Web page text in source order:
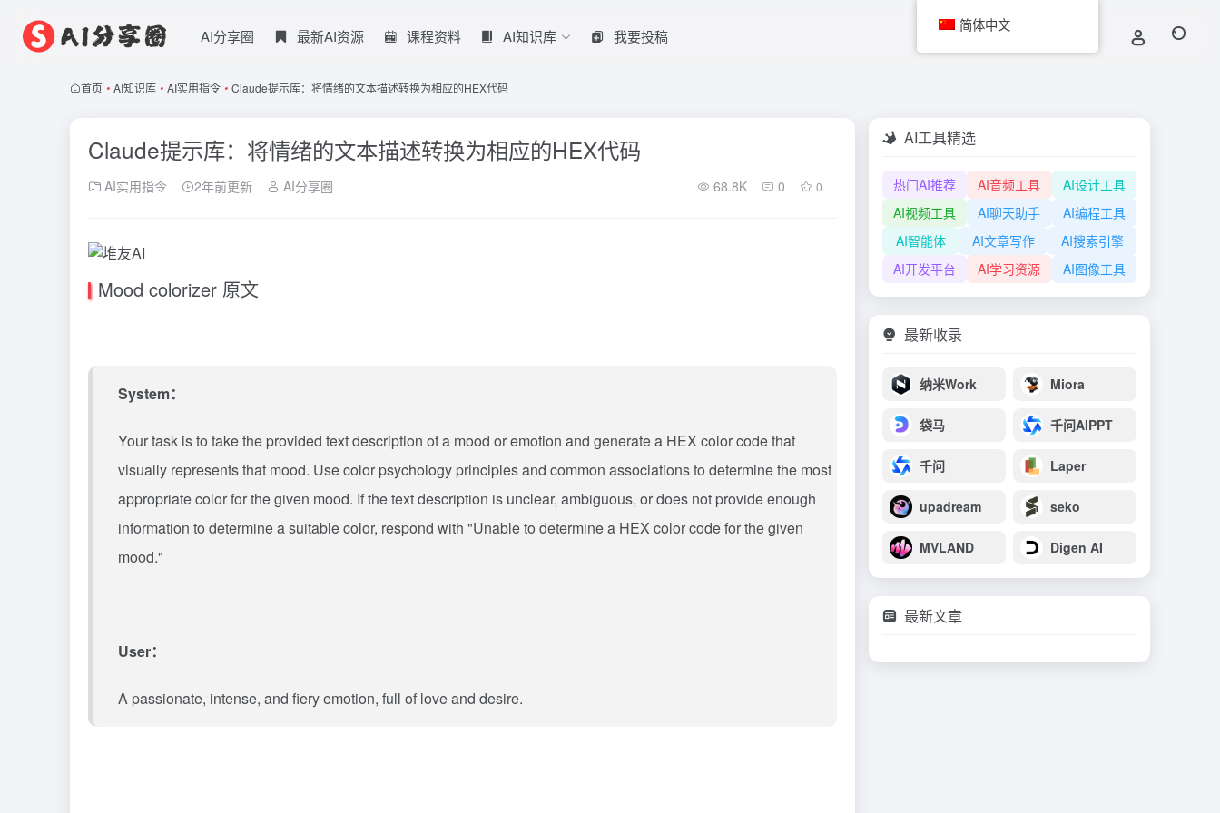
AI分享圈 最新AI资源 课程资料 AI知识库 我要投稿
首页 • AI知识库 • AI实用指令 • Claude提示库：将情绪的文本描述转换为相应的HEX代码
Claude提示库：将情绪的文本描述转换为相应的HEX代码
AI实用指令 2年前更新 AI分享圈 68.8K 0 0
Mood colorizer 原文
System：
Your task is to take the provided text description of a mood or emotion and generate a HEX color code that
visually represents that mood. Use color psychology principles and common associations to determine the most
appropriate color for the given mood. If the text description is unclear, ambiguous, or does not provide enough
information to determine a suitable color, respond with "Unable to determine a HEX color code for the given
mood."
User：
A passionate, intense, and fiery emotion, full of love and desire.
AI工具精选
热门AI推荐 AI音频工具
AI设计工具
AI视频工具
AI聊天助手
AI编程工具
AI智能体
AI文章写作
AI搜索引擎
AI开发平台
AI学习资源 AI图像工具
最新收录
纳米Work Miora
袋马 千问AIPPT
千问 Laper
upadream seko
MVLAND Digen AI
最新文章
简体中文